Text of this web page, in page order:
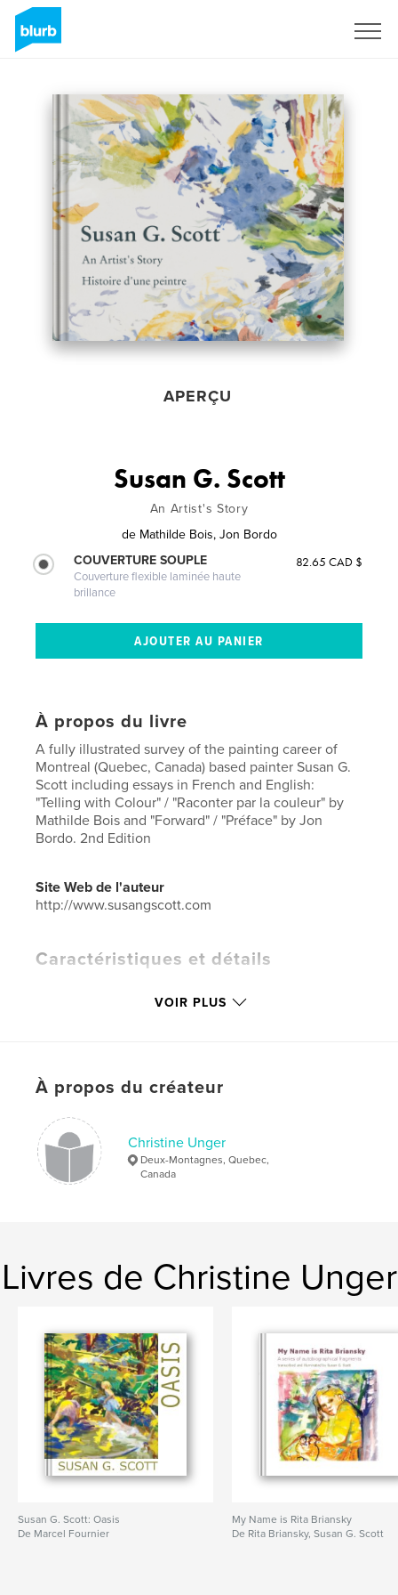
APERÇU
Susan G. Scott
An Artist's Story
de Mathilde Bois, Jon Bordo
COUVERTURE SOUPLE
Couverture flexible laminée haute
brillance
82.65 CAD $
À propos du livre
A fully illustrated survey of the painting career of
Montreal (Quebec, Canada) based painter Susan G.
Scott including essays in French and English:
"Telling with Colour" / "Raconter par la couleur" by
Mathilde Bois and "Forward" / "Préface" by Jon
Bordo. 2nd Edition
Site Web de l'auteur
http://www.susangscott.com
Caractéristiques et détails
Date de publication:sept 04, 2024
Mots-clés
Survey Catalogue , Susan G. Scott
VOIR PLUS
À propos du créateur
Christine Unger
Deux-Montagnes, Quebec,
Canada
Livres de Christine Unger
Susan G. Scott: Oasis
De Marcel Fournier
My Name is Rita Briansky
De Rita Briansky, Susan G. Scott